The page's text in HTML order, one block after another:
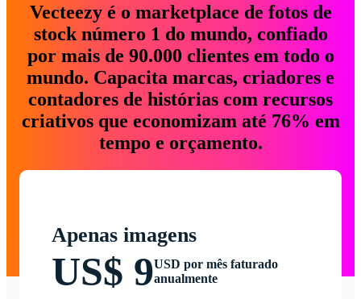
Vecteezy é o marketplace de fotos de
stock número 1 do mundo, confiado
por mais de 90.000 clientes em todo o
mundo. Capacita marcas, criadores e
contadores de histórias com recursos
criativos que economizam até 76% em
tempo e orçamento.
Apenas imagens
US$ 9USD por mês faturado
anualmente